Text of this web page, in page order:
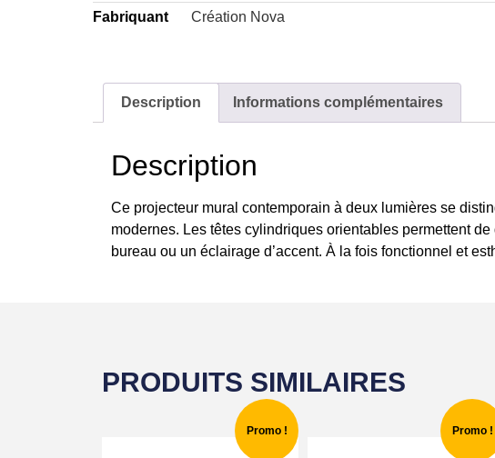
Fabriquant
Création Nova
Description Informations complémentaires
Description
Ce projecteur mural contemporain à deux lumières se
modernes. Les têtes cylindriques orientables permettent
bureau ou un éclairage d’accent. À la fois fonctionnel et
PRODUITS SIMILAIRES
Promo ! Promo !